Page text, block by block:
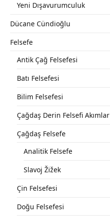
Yeni Dışavurumculuk
Dücane Cündioğlu
Felsefe
Antik Çağ Felsefesi
Batı Felsefesi
Bilim Felsefesi
Çağdaş Derin Felsefi Akımlar
Çağdaş Felsefe
Analitik Felsefe
Slavoj Žižek
Çin Felsefesi
Doğu Felsefesi